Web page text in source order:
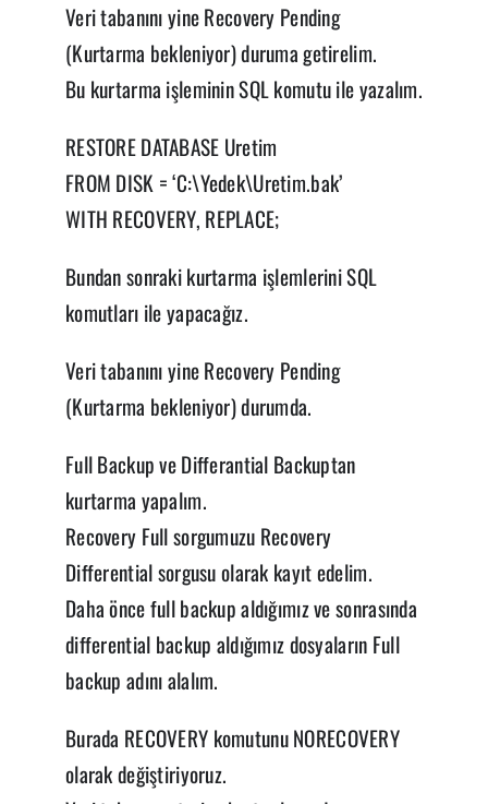
Veri tabanını yine Recovery Pending
(Kurtarma bekleniyor) duruma getirelim.
Bu kurtarma işleminin SQL komutu ile yazalım.
RESTORE DATABASE Uretim
FROM DISK = ‘C:\Yedek\Uretim.bak’
WITH RECOVERY, REPLACE;
Bundan sonraki kurtarma işlemlerini SQL
komutları ile yapacağız.
Veri tabanını yine Recovery Pending
(Kurtarma bekleniyor) durumda.
Full Backup ve Differantial Backuptan
kurtarma yapalım.
Recovery Full sorgumuzu Recovery
Differential sorgusu olarak kayıt edelim.
Daha önce full backup aldığımız ve sonrasında
differential backup aldığımız dosyaların Full
backup adını alalım.
Burada RECOVERY komutunu NORECOVERY
olarak değiştiriyoruz.